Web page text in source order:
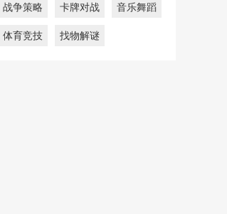
战争策略 卡牌对战 音乐舞蹈
体育竞技 找物解谜